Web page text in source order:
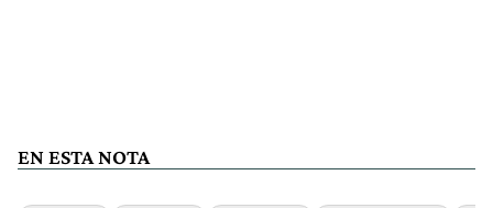
EN ESTA NOTA